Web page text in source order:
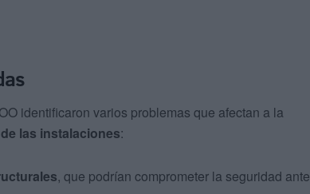
identificaron varios problemas que afectan a la
las instalaciones:
, que podrían comprometer la seguridad ante